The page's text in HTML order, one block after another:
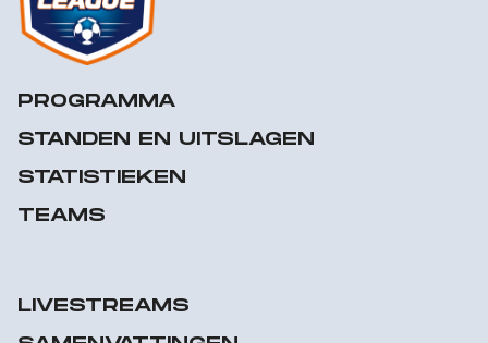
PROGRAMMA
STANDEN EN UITSLAGEN
STATISTIEKEN
TEAMS
LIVESTREAMS